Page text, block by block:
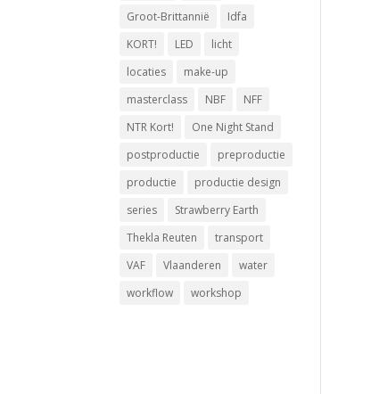
Groot-Brittannië
Idfa
KORT!
LED
licht
locaties
make-up
masterclass
NBF
NFF
NTR Kort!
One Night Stand
postproductie
preproductie
productie
productie design
series
Strawberry Earth
Thekla Reuten
transport
VAF
Vlaanderen
water
workflow
workshop